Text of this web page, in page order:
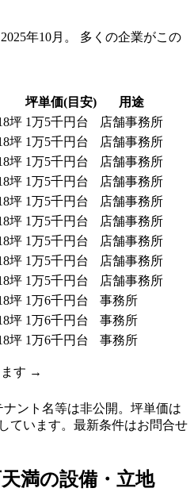
2025年10月 。 多くの企業がこの
坪単価(目安)
用途
坪 1万5千円台
店舗事務所
坪 1万5千円台
店舗事務所
坪 1万5千円台
店舗事務所
坪 1万5千円台
店舗事務所
坪 1万5千円台
店舗事務所
坪 1万5千円台
店舗事務所
坪 1万5千円台
店舗事務所
坪 1万5千円台
店舗事務所
坪 1万5千円台
店舗事務所
坪 1万6千円台
事務所
坪 1万6千円台
事務所
坪 1万6千円台 事務所
す →
ント名等は非公開。坪単価は
ています。最新条件はお問合せ
満の設備・立地